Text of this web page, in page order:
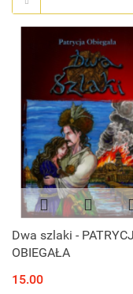
Dwa szlaki -
OBIEGAŁA
15.00